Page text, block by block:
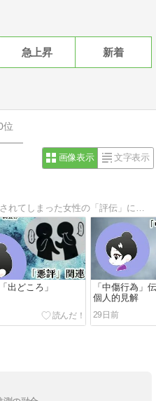
急上昇 新着
位
画像表示 文字表示
出どころ」
「中傷行為」
個人的見解
29日前